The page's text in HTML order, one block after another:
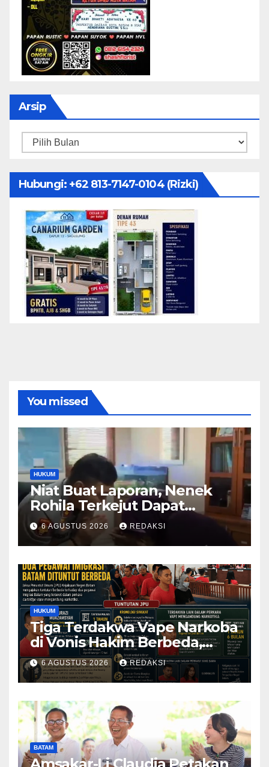
Arsip
Arsip
Hubungi: ‪+62 813-7147-0104‬ (Rizki)
You missed
HUKUM
Niat Buat Laporan, Nenek
Rohila Terkejut Dapat
Bantuan dari Kabid Propam
Kombes Pol Eddwi
6 AGUSTUS 2026 REDAKSI
HUKUM
Tiga Terdakwa Vape Narkoba
di Vonis Hakim Berbeda,
Oknum Pegawai Imigrasi
Batam Paling Ringan
6 AGUSTUS 2026 REDAKSI
BATAM